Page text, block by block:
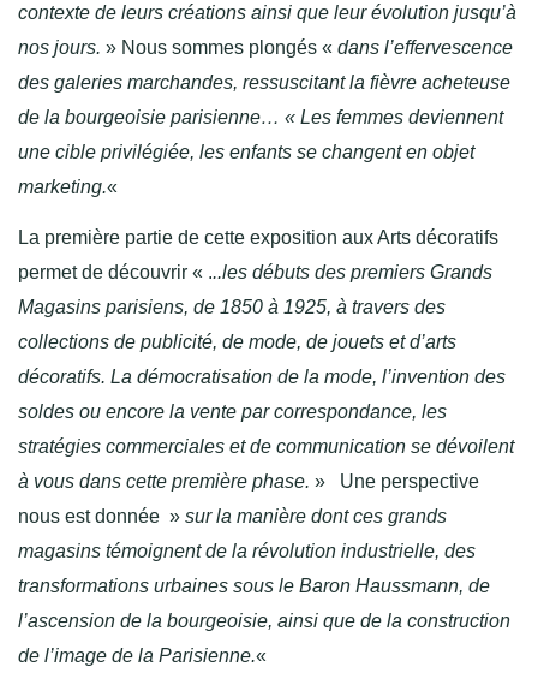
contexte de leurs créations ainsi que leur évolution jusqu’à
nos jours. » Nous sommes plongés « dans l’effervescence
des galeries marchandes, ressuscitant la fièvre acheteuse
de la bourgeoisie parisienne… « Les femmes deviennent
une cible privilégiée, les enfants se changent en objet
marketing.«
La première partie de cette exposition aux Arts décoratifs
permet de découvrir « ...les débuts des premiers Grands
Magasins parisiens, de 1850 à 1925, à travers des
collections de publicité, de mode, de jouets et d’arts
décoratifs. La démocratisation de la mode, l’invention des
soldes ou encore la vente par correspondance, les
stratégies commerciales et de communication se dévoilent
à vous dans cette première phase. » Une perspective
nous est donnée » sur la manière dont ces grands
magasins témoignent de la révolution industrielle, des
transformations urbaines sous le Baron Haussmann, de
l’ascension de la bourgeoisie, ainsi que de la construction
de l’image de la Parisienne.«